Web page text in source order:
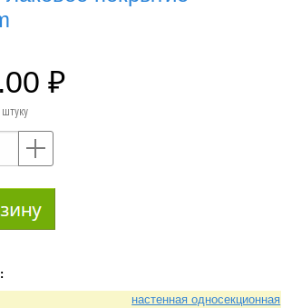
настенная односекционная